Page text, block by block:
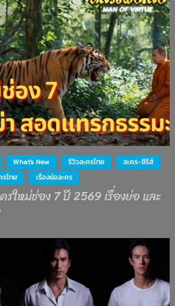
What's New รีวิวละครไทย
ละคร-ซีรีส์
รไทย เรื่องย่อละคร
รใหม่ช่อง 7 ปี 2569 เรื่องย่อ และ